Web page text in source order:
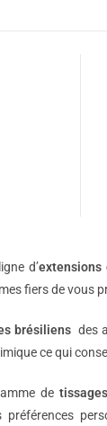
d’extensions
fiers de vous
brésiliensdes
ce qui
de